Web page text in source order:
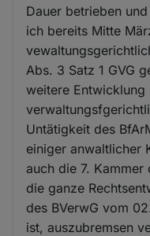
Dauer betrieben
ich bereits Mitte
Abs. 3 Satz 1 GVG
weitere Entwicklung
Untätigkeit des
einiger anwaltlicher
auch die 7.
die ganze
des BVerwG vom
ist, auszubremsen